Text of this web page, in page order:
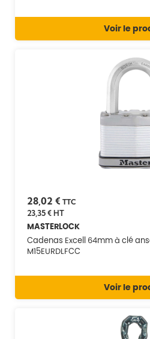
Voir le
28,02 € TTC
23,35 €HT
MASTERLOCK
Cadenas Excell 64mm à clé
M15EURDLFCC
Voir le